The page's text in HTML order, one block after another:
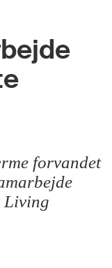
forvandet
Living